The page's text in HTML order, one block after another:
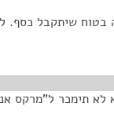
בטוח שיתקבל כסף.
לא תימכר ל"מרקס